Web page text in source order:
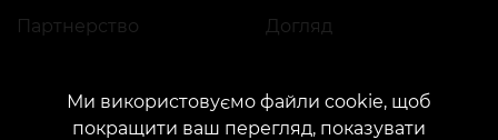
Партнерство
Догляд
Майбутнім Майстрам
Ідеї для Тату
Ми використовуємо файли cookie, щоб
покращити ваш перегляд, показувати